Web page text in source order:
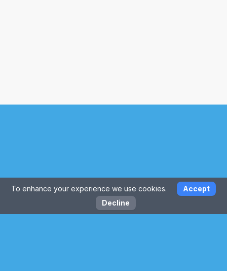
To enhance your experience we use cookies.
Accept
Decline